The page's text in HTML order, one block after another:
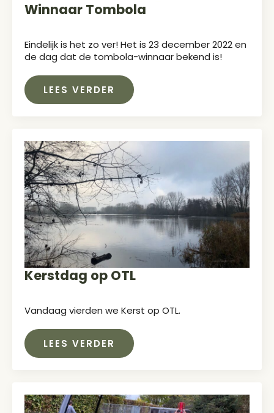
Winnaar Tombola
Eindelijk is het zo ver! Het is 23 december 2022 en
de dag dat de tombola-winnaar bekend is!
LEES VERDER
Kerstdag op OTL
Vandaag vierden we Kerst op OTL.
LEES VERDER